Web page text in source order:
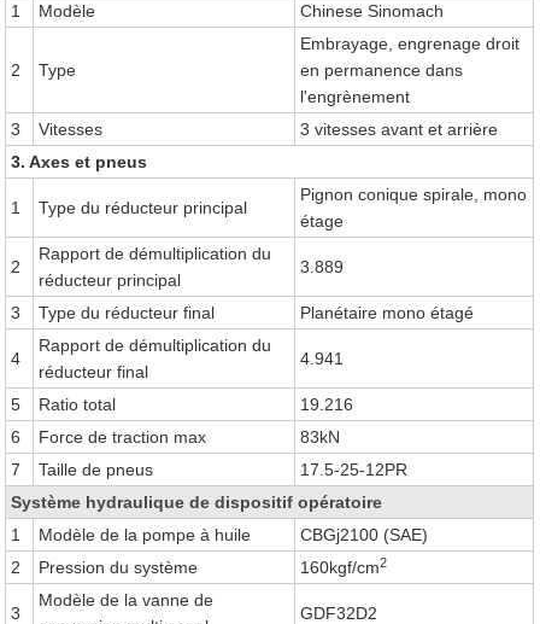
1
Modèle Chinese Sinomach
2 Type
Embrayage, engrenage droit
en permanence dans
l'engrènement
3
Vitesses
3 vitesses avant et arrière
3. Axes et pneus
1 Type du réducteur principal
Pignon conique spirale, mono
étage
2
Rapport de démultiplication du
réducteur principal
3.889
3 Type du réducteur final Planétaire mono étagé
4
Rapport de démultiplication du
réducteur final
4.941
5 Ratio total
19.216
6
Force de traction max
83kN
7
Taille de pneus
17.5-25-12PR
Système hydraulique de dispositif opératoire
1
Modèle de la pompe à huile
CBGj2100 (SAE)
2
Pression du système 160kgf/cm2
3
Modèle de la vanne de
GDF32D2